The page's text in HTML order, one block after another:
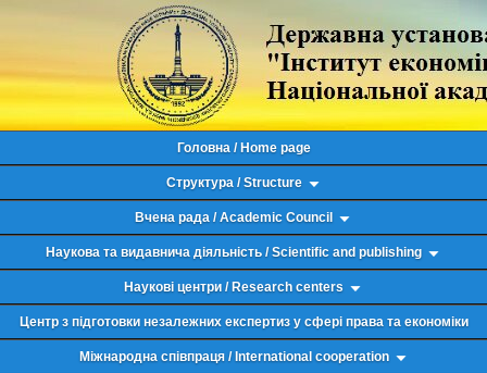
Головна / Home page
Структура / Structure
Вчена рада / Academic Council
Наукова та видавнича діяльність / Scientific and publishing
Наукові центри / Research centers
Центр з підготовки незалежних експертиз у сфері права та економіки
Міжнародна співпраця / International cooperation